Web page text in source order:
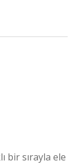
bir sırayla ele